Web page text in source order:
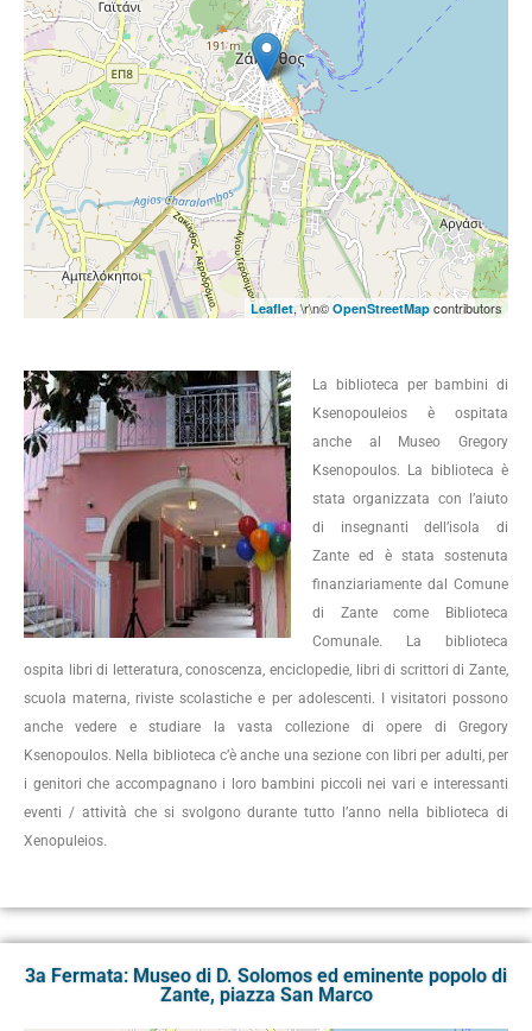
Leaflet, \r\n© OpenStreetMapcontributors
La biblioteca per bambini di
Ksenopouleios è ospitata
anche al Museo Gregory
Ksenopoulos. La biblioteca è
stata organizzata con l’aiuto
di insegnanti dell’isola di
Zante ed è stata sostenuta
finanziariamente dal Comune
di Zante come Biblioteca
Comunale. La biblioteca
ospita libri di letteratura, conoscenza, enciclopedie, libri di scrittori di Zante,
scuola materna, riviste scolastiche e per adolescenti. I visitatori possono
anche vedere e studiare la vasta collezione di opere di Gregory
Ksenopoulos. Nella biblioteca c’è anche una sezione con libri per adulti, per
i genitori che accompagnano i loro bambini piccoli nei vari e interessanti
eventi / attività che si svolgono durante tutto l’anno nella biblioteca di
Xenopuleios.
3a Fermata: Museo di D. Solomos ed eminente popolo di
Zante, piazza San Marco